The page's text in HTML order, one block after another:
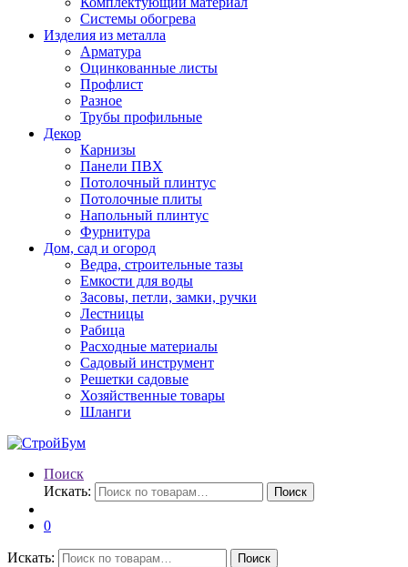
Системы обогрева
Изделия из металла
Арматура
Оцинкованные листы
Профлист
Разное
Трубы профильные
Декор
Карнизы
Панели ПВХ
Потолочный плинтус
Потолочные плиты
Напольный плинтус
Фурнитура
Дом, сад и огород
Ведра, строительные тазы
Емкости для воды
Засовы, петли, замки, ручки
Лестницы
Рабица
Расходные материалы
Садовый инструмент
Решетки садовые
Хозяйственные товары
Шланги
Поиск
Искать:
Поиск
0
Искать: Поиск